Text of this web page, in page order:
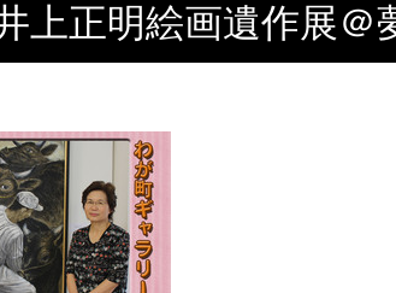
上正明絵画遺作展